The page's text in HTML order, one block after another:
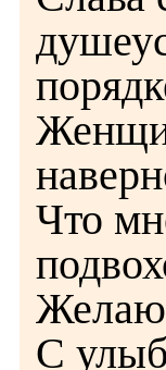
Что
Желаю
С